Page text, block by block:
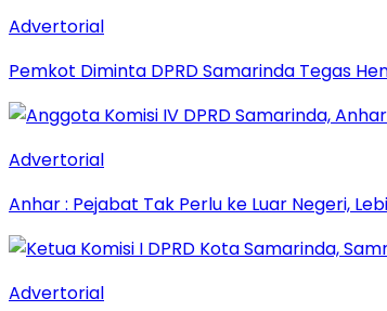
Advertorial
Pemkot Diminta DPRD Samarinda Tegas
Advertorial
Anhar : Pejabat Tak Perlu ke Luar Negeri,
Advertorial